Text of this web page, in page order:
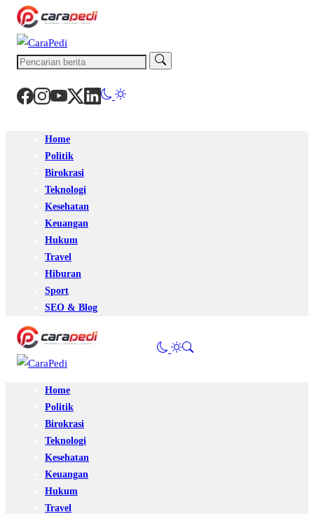
Home
Politik
Birokrasi
Teknologi
Kesehatan
Keuangan
Hukum
Travel
Hiburan
Sport
SEO & Blog
Home
Politik
Birokrasi
Teknologi
Kesehatan
Keuangan
Hukum
Travel